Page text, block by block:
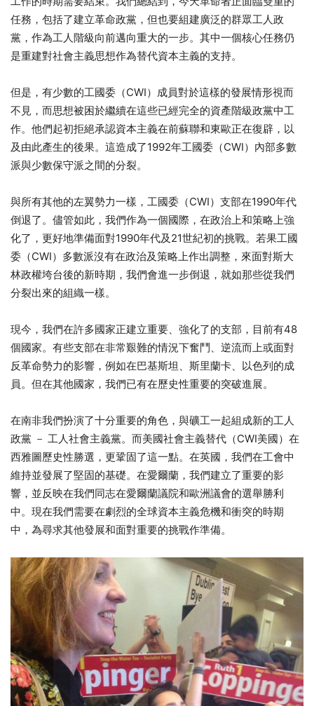
任務，包括了建立革命政黨，但也要組建廣泛的群眾工人政
黨，作為工人階級向前邁向重大的一步。其中一個核心任務仍
是重建對社會主義思想作為替代資本主義的支持。
但是，有少數的工國委（CWI）成員對於這樣的發展情形視而
不見，而思想被困於繼續在這些已經完全的資產階級政黨中工
作。他們起初拒絕承認資本主義在前蘇聯和東歐正在復辟，以
及由此產生的後果。這造成了1992年工國委（CWI）內部多數
派與少數保守派之間的分裂。
與所有其他的左翼勢力一樣，工國委（CWI）支部在1990年代
倒退了。儘管如此，我們作為一個國際，在政治上和策略上強
化了，更好地準備面對1990年代及21世紀初的挑戰。若果工國
委（CWI）多數派沒有在政治及策略上作出調整，來面對斯大
林政權垮台後的新時期，我們會進一步倒退，就如那些從我們
分裂出來的組織一樣。
現今，我們在許多國家正建立重要、強化了的支部，目前有48
個國家。有些支部在非常艱難的情況下奮鬥、逆流而上或面對
反革命勢力的影響，例如在巴基斯坦、斯里蘭卡、以色列的成
員。但在其他國家，我們已有在歷史性重要的突破進展。
在南非我們扮演了十分重要的角色，與礦工一起組成新的工人
政黨 － 工人社會主義黨。而美國社會主義替代（CWI美國）在
西雅圖歷史性勝選，更鞏固了這一點。在英國，我們在工會中
維持並發展了堅固的基礎。在愛爾蘭，我們建立了重要的影
響，並反映在我們同志在愛爾蘭議院和歐洲議會的選舉勝利
中。現在我們需要在劇烈的全球資本主義危機和衝突的時期
中，為尋求其他發展和面對重要的挑戰作準備。